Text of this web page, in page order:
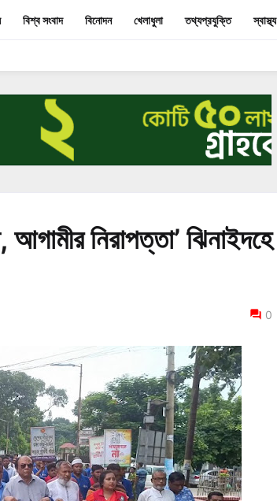
বিশ্ব সংবাদ বিনোদন খেলাধুলা তথ্যপ্রযুক্তি স্বাস্থ্য
নিরাপত্তা’ ঝিনাইদহে
0